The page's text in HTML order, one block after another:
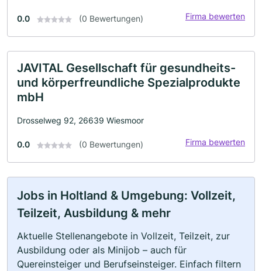
0.0 (0 Bewertungen) Firma bewerten
JAVITAL Gesellschaft für gesundheits-
und körperfreundliche Spezialprodukte
mbH
Drosselweg 92, 26639 Wiesmoor
0.0 (0 Bewertungen) Firma bewerten
Jobs in Holtland & Umgebung: Vollzeit,
Teilzeit, Ausbildung & mehr
Aktuelle Stellenangebote in Vollzeit, Teilzeit, zur
Ausbildung oder als Minijob – auch für
Quereinsteiger und Berufseinsteiger. Einfach filtern